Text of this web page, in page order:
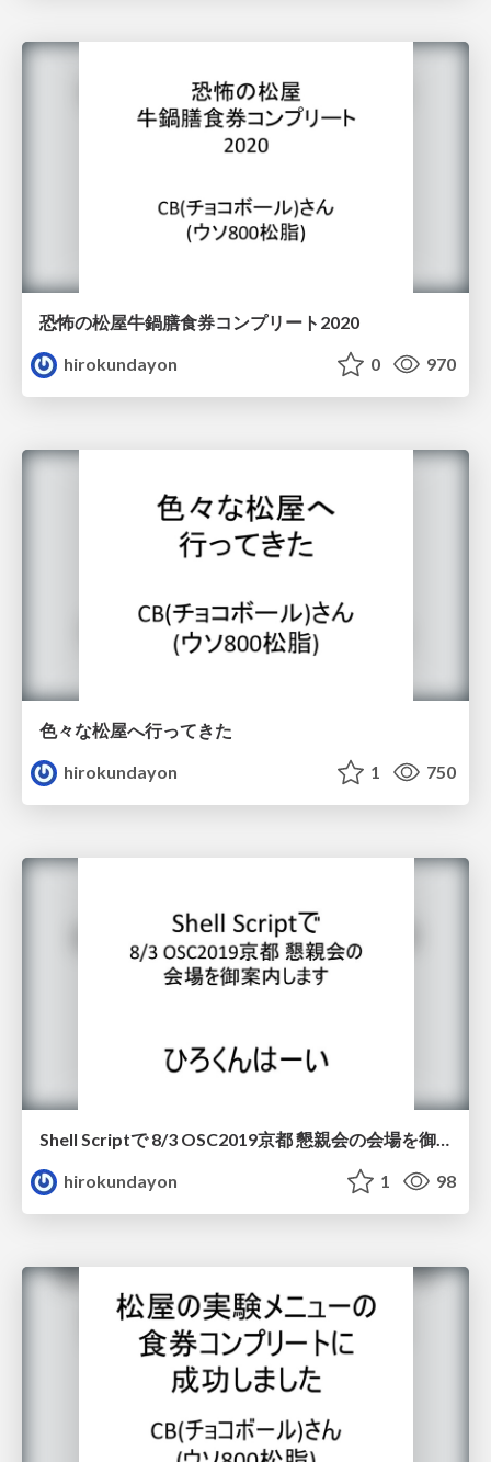
恐怖の松屋牛鍋膳食券コンプリート2020
hirokundayon
0 970
色々な松屋へ行ってきた
hirokundayon
1 750
Shell Scriptで 8/3 OSC2019京都 懇親会の会場を御案内します
hirokundayon
1 98